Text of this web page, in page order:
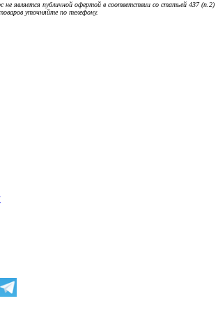
не является публичной офертой в соответствии со статьей 437 (п.2)
уточняйте по телефону.